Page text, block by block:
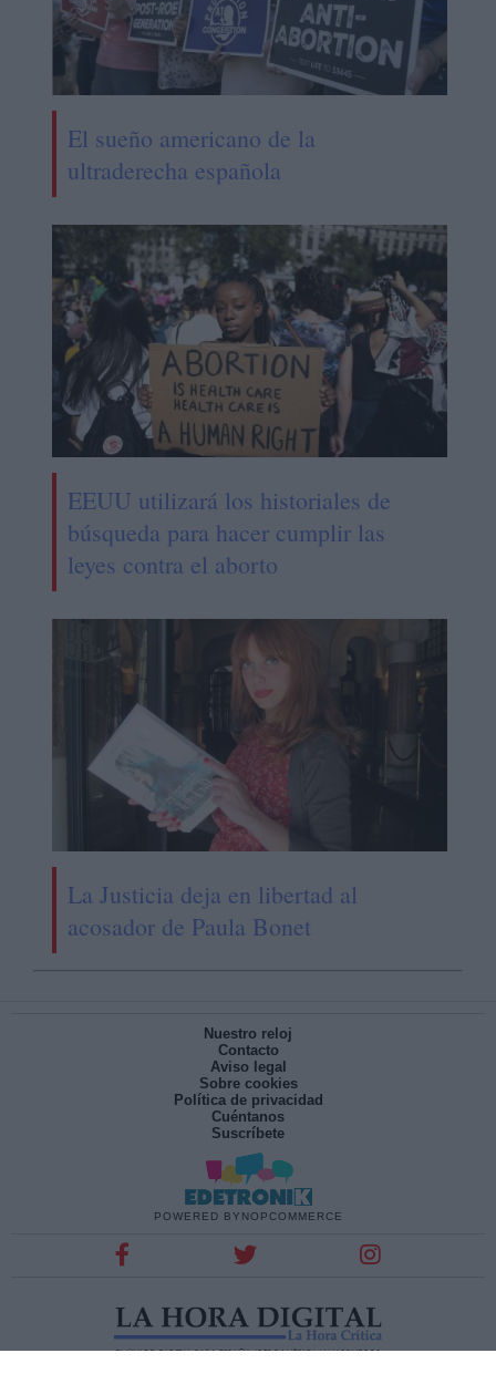
El sueño americano de la
ultraderecha española
EEUU utilizará los historiales de
búsqueda para hacer cumplir las
leyes contra el aborto
La Justicia deja en libertad al
acosador de Paula Bonet
Nuestro reloj
Contacto
Aviso legal
Sobre cookies
Política de privacidad
Cuéntanos
Suscríbete
POWERED BY NOPCOMMERCE